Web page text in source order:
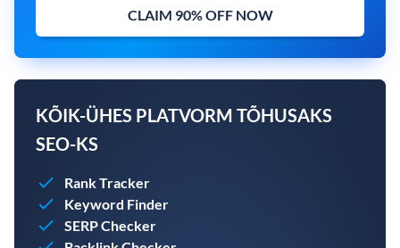
CLAIM 90% OFF NOW
KÕIK-ÜHES PLATVORM TÕHUSAKS
SEO-KS
Rank Tracker
Keyword Finder
SERP Checker